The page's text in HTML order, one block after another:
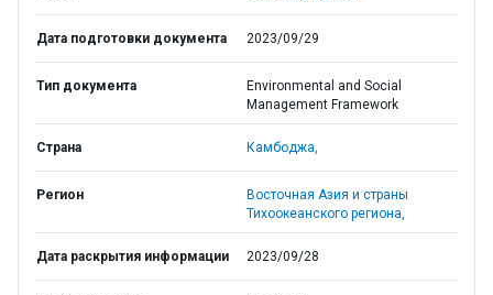
Дата подготовки документа 2023/09/29
Тип документа
Environmental and Social
Management Framework
Страна Камбоджа,
Регион
Восточная Азия и страны
Тихоокеанского региона,
Дата раскрытия информации 2023/09/28